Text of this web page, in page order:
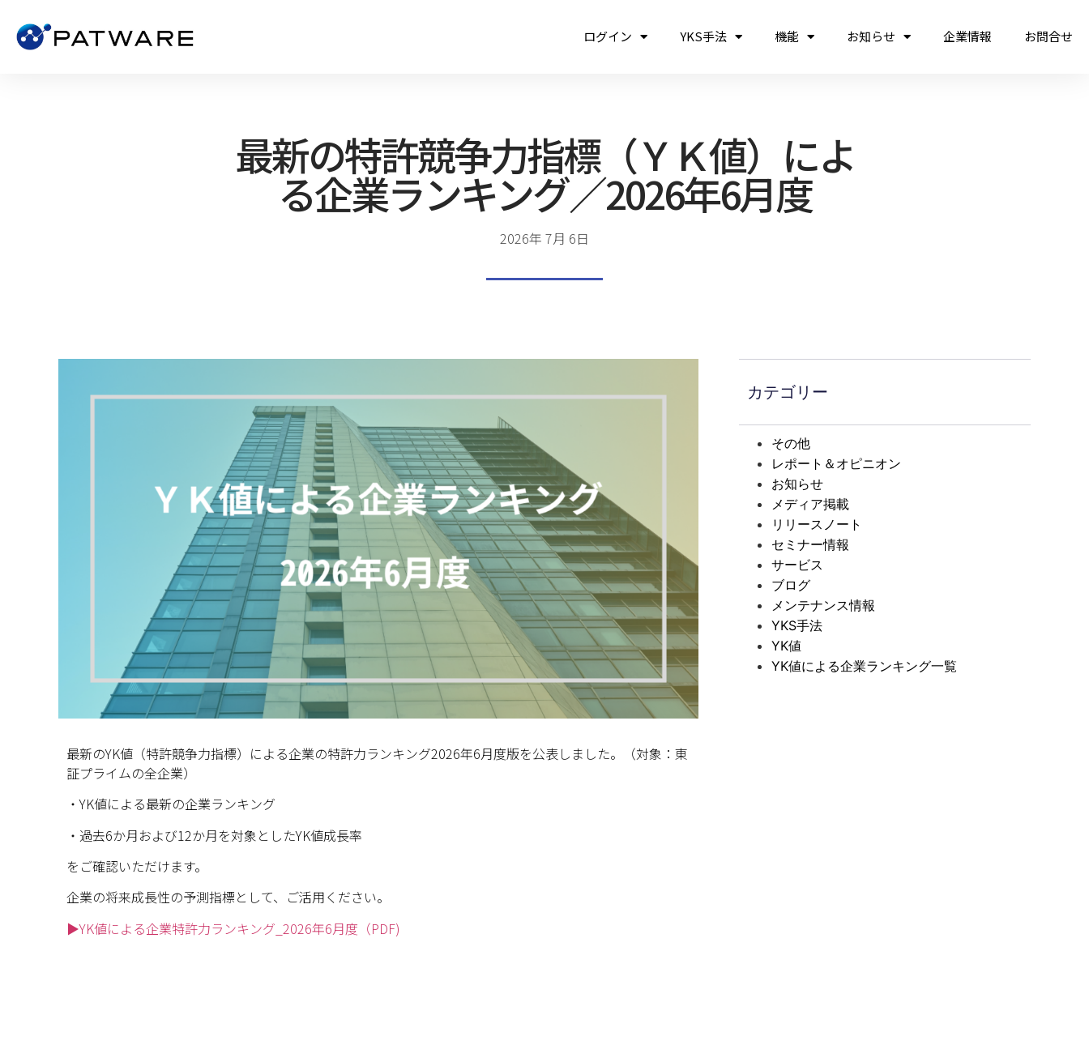
ログイン YKS手法 機能 お知らせ 企業情報 お問合せ
最新の特許競争力指標（ＹＫ値）によ
る企業ランキング／2026年6月度
2026年 7月 6日
最新のYK値（特許競争力指標） による企業の特許力ランキング2026年6月度版を公表しました。（対象： 東
証プライムの全企業）
・YK値による最新の企業ランキング
・過去6か月および12か月を対象としたYK値成長率
をご確認いただけます。
企業の将来成長性の予測指標として、ご活用ください。
▶YK値による企業特許力ランキング_2026年6月度（PDF)
カテゴリー
その他
レポート＆オピニオン
お知らせ
メディア掲載
リリースノート
セミナー情報
サービス
ブログ
メンテナンス情報
YKS手法
YK値
YK値による企業ランキング一覧